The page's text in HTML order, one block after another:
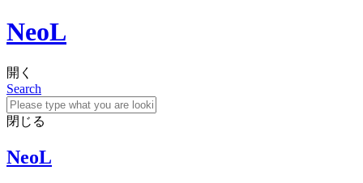
NeoL
開く
Search
閉じる
NeoL